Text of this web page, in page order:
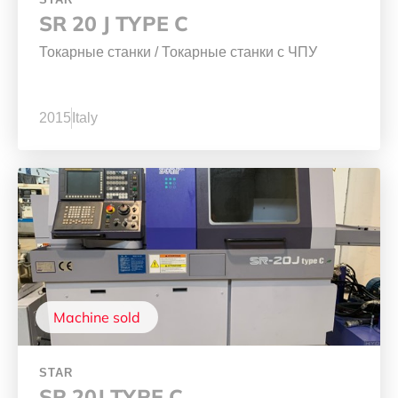
SR 20 J TYPE C
Токарные станки /Токарные станки с ЧПУ
2015 Italy
Machine sold
STAR